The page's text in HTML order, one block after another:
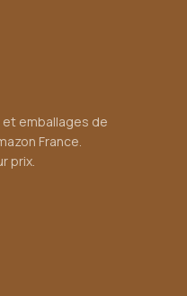
emballages de
France.
prix.